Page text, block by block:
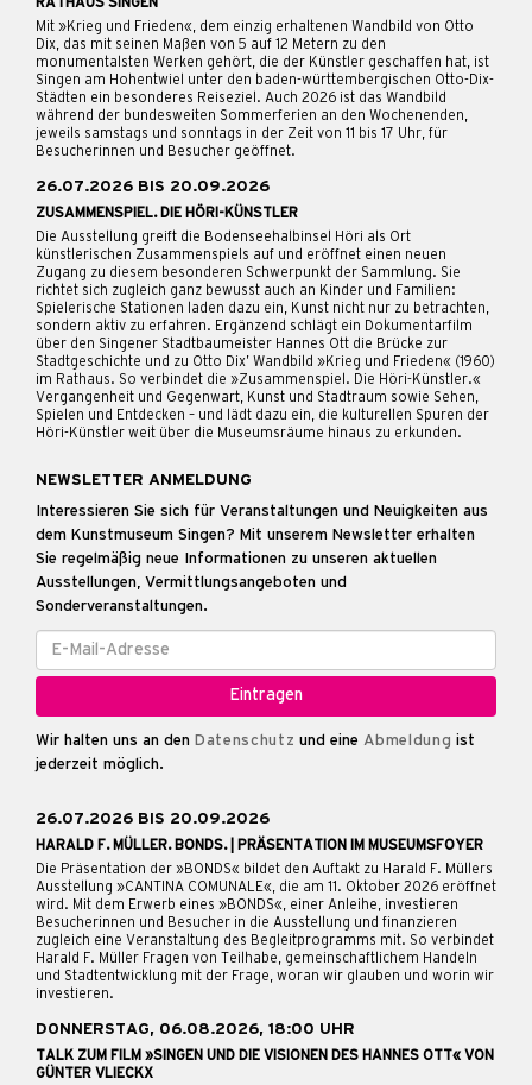
RATHAUS SINGEN
Mit »Krieg und Frieden«, dem einzig erhaltenen Wandbild von Otto
Dix, das mit seinen Maßen von 5 auf 12 Metern zu den
monumentalsten Werken gehört, die der Künstler geschaffen hat, ist
Singen am Hohentwiel unter den baden-württembergischen Otto-Dix-
Städten ein besonderes Reiseziel. Auch 2026 ist das Wandbild
während der bundesweiten Sommerferien an den Wochenenden,
jeweils samstags und sonntags in der Zeit von 11 bis 17 Uhr, für
Besucherinnen und Besucher geöffnet.
26.07.2026 BIS 20.09.2026
ZUSAMMENSPIEL. DIE HÖRI-KÜNSTLER
Die Ausstellung greift die Bodenseehalbinsel Höri als Ort
künstlerischen Zusammenspiels auf und eröffnet einen neuen
Zugang zu diesem besonderen Schwerpunkt der Sammlung. Sie
richtet sich zugleich ganz bewusst auch an Kinder und Familien:
Spielerische Stationen laden dazu ein, Kunst nicht nur zu betrachten,
sondern aktiv zu erfahren. Ergänzend schlägt ein Dokumentarfilm
über den Singener Stadtbaumeister Hannes Ott die Brücke zur
Stadtgeschichte und zu Otto Dix’ Wandbild »Krieg und Frieden« (1960)
im Rathaus. So verbindet die »Zusammenspiel. Die Höri-Künstler.«
Vergangenheit und Gegenwart, Kunst und Stadtraum sowie Sehen,
Spielen und Entdecken – und lädt dazu ein, die kulturellen Spuren der
Höri-Künstler weit über die Museumsräume hinaus zu erkunden.
NEWSLETTER ANMELDUNG
Interessieren Sie sich für Veranstaltungen und Neuigkeiten aus
dem Kunstmuseum Singen? Mit unserem Newsletter erhalten
Sie regelmäßig neue Informationen zu unseren aktuellen
Ausstellungen, Vermittlungsangeboten und
Sonderveranstaltungen.
Wir halten uns an den Datenschutz und eineAbmeldung ist
jederzeit möglich.
26.07.2026 BIS 20.09.2026
HARALD F. MÜLLER. BONDS. | PRÄSENTATION IM MUSEUMSFOYER
Die Präsentation der »BONDS« bildet den Auftakt zu Harald F. Müllers
Ausstellung »CANTINA COMUNALE«, die am 11. Oktober 2026 eröffnet
wird. Mit dem Erwerb eines »BONDS«, einer Anleihe, investieren
Besucherinnen und Besucher in die Ausstellung und finanzieren
zugleich eine Veranstaltung des Begleitprogramms mit. So verbindet
Harald F. Müller Fragen von Teilhabe, gemeinschaftlichem Handeln
und Stadtentwicklung mit der Frage, woran wir glauben und worin wir
investieren.
DONNERSTAG, 06.08.2026, 18:00 UHR
TALK ZUM FILM »SINGEN UND DIE VISIONEN DES HANNES OTT« VON
GÜNTER VLIECKX